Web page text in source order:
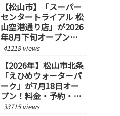
【松山市】「スーパー
センタートライアル 松
山空港通り店」が2026
年8月下旬オープン予
定！
41218 views
【2026年】松山市北条
「えひめウォーターパ
ーク」が7月18日オー
プン！料金・予約・営
業時間を紹介
33715 views